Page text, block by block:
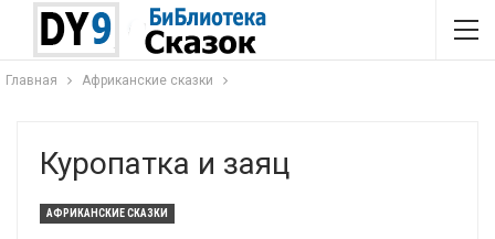
Главная Африканские сказки
Куропатка и заяц
АФРИКАНСКИЕ СКАЗКИ